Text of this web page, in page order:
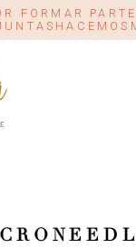
FORMAR